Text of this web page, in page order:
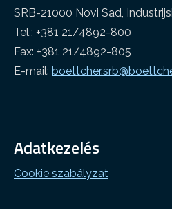
SRB-21000 Novi Sad,
Tel.: +381 21/4892-800
Fax: +381 21/4892-805
E-mail:
Adatkezelés
Cookie szabályzat